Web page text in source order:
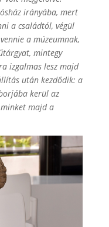
irányába, mert
a családtól, végül
a múzeumnak,
mintegy
izgalmas lesz majd
után kezdődik: a
kerül az
majd a